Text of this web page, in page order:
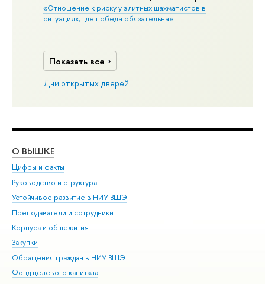
«Отношение к риску у элитных шахматистов в
ситуациях, где победа обязательна»
Показать все
Дни открытых дверей
О ВЫШКЕ
Цифры и факты
Руководство и структура
Устойчивое развитие в НИУ ВШЭ
Преподаватели и сотрудники
Корпуса и общежития
Закупки
Обращения граждан в НИУ ВШЭ
Фонд целевого капитала